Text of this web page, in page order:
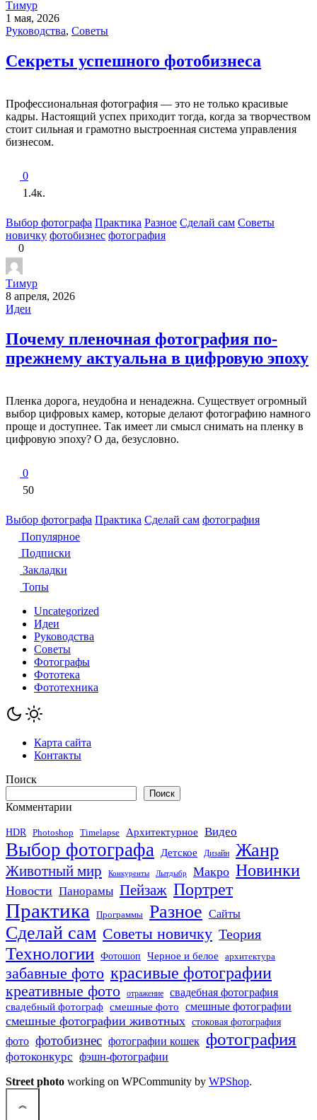
Тимур
1 мая, 2026
Руководства, Советы
Секреты успешного фотобизнеса
Профессиональная фотография — это не только красивые
кадры. Настоящий успех приходит тогда, когда за творчеством
стоит сильная и грамотно выстроенная система управления
бизнесом.
0
1.4к.
Выбор фотографа Практика Разное Сделай сам Советы
новичку фотобизнес фотография
0
Тимур
8 апреля, 2026
Идеи
Почему пленочная фотография по-
прежнему актуальна в цифровую эпоху
Пленка дорога, неудобна и ненадежна. Существует огромный
выбор цифровых камер, которые делают фотографию намного
проще и доступнее. Так имеет ли смысл снимать на пленку в
цифровую эпоху? О да, безусловно.
0
50
Выбор фотографа Практика Сделай сам фотография
Популярное
Подписки
Закладки
Топы
Uncategorized
Идеи
Руководства
Советы
Фотографы
Фототека
Фототехника
Карта сайта
Контакты
Поиск
Поиск
Комментарии
HDR Photoshop Timelapse Архитектурное Видео
Выбор фотографа Детское Дизайн Жанр
Животный мир Конкуренты Лытдыбр Макро Новинки
Новости Панорамы Пейзаж Портрет
Практика Программы Разное Сайты
Сделай сам Советы новичку Теория
Технологии Фотошоп Черное и белое архитектура
забавные фото красивые фотографии
креативные фото отражение свадебная фотография
свадебный фотограф смешные фото смешные фотографии
смешные фотографии животных стоковая фотография
фото фотобизнес фотографии кошек фотография
фотоконкурс фэшн-фотографии
Street photo working on WPCommunity by WPShop.